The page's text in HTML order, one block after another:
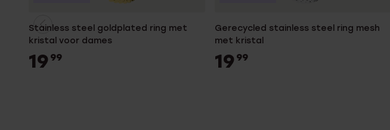
Stainless steel goldplated ring met
kristal voor dames
19 99
Gerecycled stainless steel ring mesh
met kristal
19 99